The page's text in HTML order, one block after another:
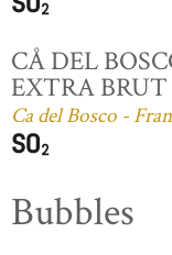
CÅ DEL
EXTRA BRUT
Ca del Bosco -
Bubbles